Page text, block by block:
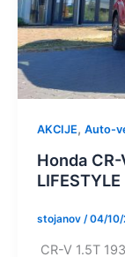
AKCIJE, Auto-
Honda
stojanov /04/10/
CR-V 1.5T